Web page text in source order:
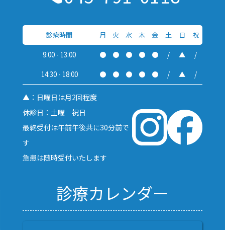
診療時間 月 火 水 木 金 土 日 祝
9:00 - 13:00 ● ● ● ● ● / ▲ /
14:30 - 18:00 ● ● ● ● ● / ▲ /
▲：日曜日は月2回程度
休診日：土曜 祝日
最終受付は午前午後共に30分前で
す
急患は随時受付いたします
診療カレンダー